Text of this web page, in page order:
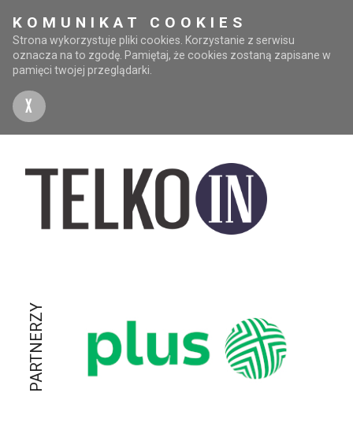
KOMUNIKAT COOKIES
Strona wykorzystuje pliki cookies. Korzystanie z serwisu
oznacza na to zgodę. Pamiętaj, że cookies zostaną zapisane w
pamięci twojej przeglądarki.
X
PARTNERZY